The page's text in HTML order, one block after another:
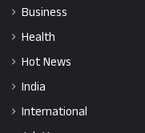
Business
Health
Hot News
India
International